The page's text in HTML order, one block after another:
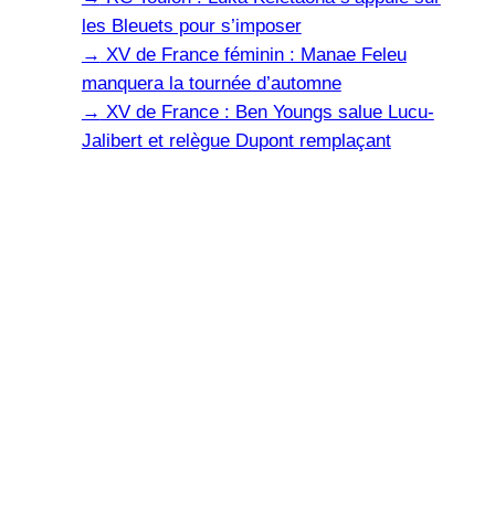
les Bleuets pour s’imposer
→ XV de France féminin : Manae Feleu
manquera la tournée d’automne
→ XV de France : Ben Youngs salue Lucu-
Jalibert et relègue Dupont remplaçant